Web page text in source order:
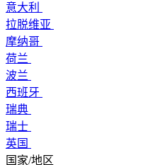
意大利
拉脱维亚
摩纳哥
荷兰
波兰
西班牙
瑞典
瑞士
英国
国家/地区